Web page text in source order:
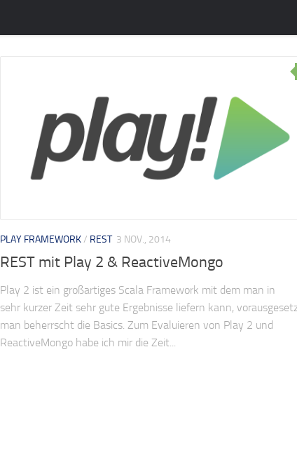
PLAY FRAMEWORK/ REST 3 NOV., 2014
REST mit Play 2 & ReactiveMongo
Play 2 ist ein großartiges Scala Framework mit dem man in
sehr kurzer Zeit sehr gute Ergebnisse liefern kann,
man beherrscht die Basics. Zum Evaluieren von Play 2 und
ReactiveMongo habe ich mir die Zeit...